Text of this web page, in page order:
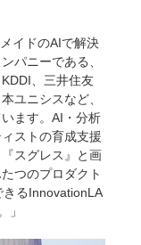
イドのAIで解決
パニーである、
、三井住友
ユニシスなど、
ます。AI・分析
ストの育成支援
スグレス』と画
つのプロダクト
きるInnovationLA
」